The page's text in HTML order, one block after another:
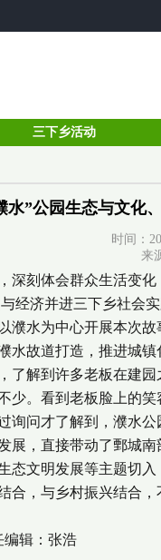
三下乡活动
水”公园生态与文化
时间：
来
深刻体会群众生活变
经济并进三下乡社会
濮水为中心开展本次故
水故道打造，推进城
了解到许多老板在建
少。看到老板脸上的
询问才了解到，濮水
展，直接带动了鄄城
态文明发展等主题切
合，与乡村振兴结合
辑：张浩